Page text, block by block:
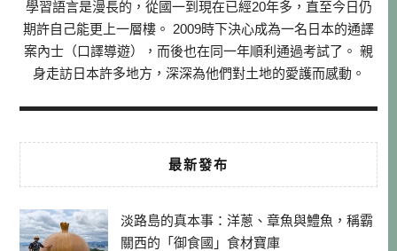
學習語言是漫長的，從國一到現在已經20年多，直至今日仍
期許自己能更上一層樓。 2009時下決心成為一名日本的通譯
案內士（口譯導遊），而後也在同一年順利通過考試了。 親
身走訪日本許多地方，深深為他們對土地的愛護而感動。
最新發布
淡路島的真本事：洋蔥、章魚與鱧魚，稱霸
關西的「御食國」食材寶庫